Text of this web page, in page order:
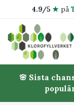
4.9/5 ★på
🌸 Sista